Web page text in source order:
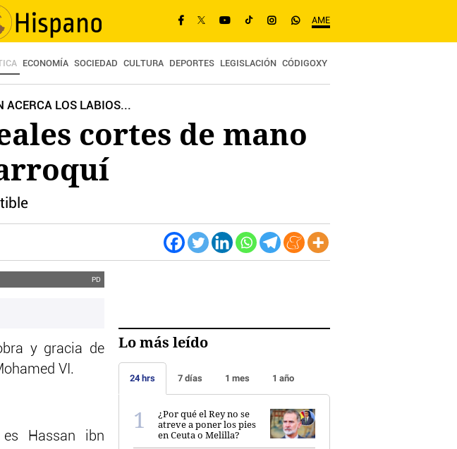
AME
ECONOMÍA SOCIEDAD CULTURA DEPORTES LEGISLACIÓN CÓDIGOXY
ACERCA LOS LABIOS...
cortes de mano
PD
y gracia de
VI.
Hassan ibn
Lo más leído
24 hrs 7 días 1 mes 1 año
¿Por qué el Rey no se
atreve a poner los pies
en Ceuta o Melilla?